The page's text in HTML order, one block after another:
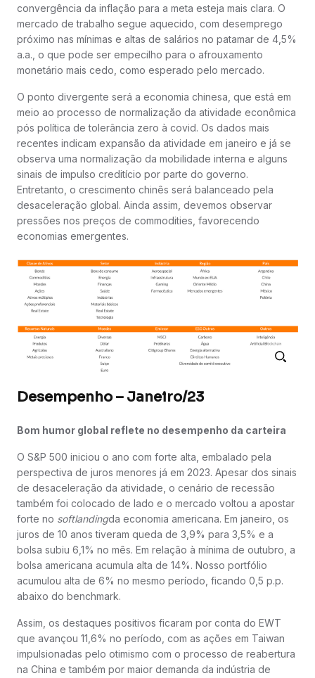
convergência da inflação para a meta esteja mais clara. O
mercado de trabalho segue aquecido, com desemprego
próximo nas mínimas e altas de salários no patamar de 4,5%
a.a., o que pode ser empecilho para o afrouxamento
monetário mais cedo, como esperado pelo mercado.
O ponto divergente será a economia chinesa, que está em
meio ao processo de normalização da atividade econômica
pós política de tolerância zero à covid. Os dados mais
recentes indicam expansão da atividade em janeiro e já se
observa uma normalização da mobilidade interna e alguns
sinais de impulso creditício por parte do governo.
Entretanto, o crescimento chinês será balanceado pela
desaceleração global. Ainda assim, devemos observar
pressões nos preços de commodities, favorecendo
economias emergentes.
Desempenho – Janeiro/23
Bom humor global reflete no desempenho da carteira
O S&P 500 iniciou o ano com forte alta, embalado pela
perspectiva de juros menores já em 2023. Apesar dos sinais
de desaceleração da atividade, o cenário de recessão
também foi colocado de lado e o mercado voltou a apostar
forte no softlandingda economia americana. Em janeiro, os
juros de 10 anos tiveram queda de 3,9% para 3,5% e a
bolsa subiu 6,1% no mês. Em relação à mínima de outubro, a
bolsa americana acumula alta de 14%. Nosso portfólio
acumulou alta de 6% no mesmo período, ficando 0,5 p.p.
abaixo do benchmark.
Assim, os destaques positivos ficaram por conta do EWT
que avançou 11,6% no período, com as ações em Taiwan
impulsionadas pelo otimismo com o processo de reabertura
na China e também por maior demanda da indústria de